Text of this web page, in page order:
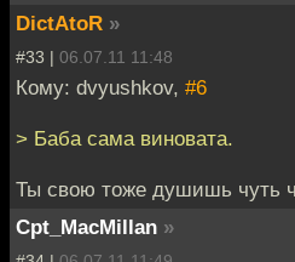
DictAtoR »
#33 | 06.07.11 11:48
Кому: dvyushkov, #6
> Баба сама виновата.
Ты свою тоже душишь чуть
Cpt_MacMillan »